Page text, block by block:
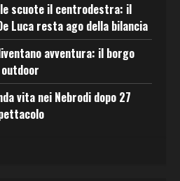
scuote il centrodestra: il
Luca resta ago della bilancia
avventura: il borgo
vita nei Nebrodi dopo 27